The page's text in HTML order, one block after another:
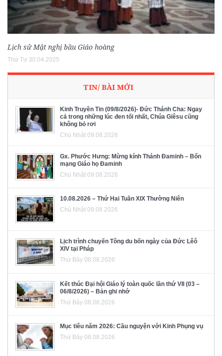
Lịch sử Mật nghị bầu Giáo hoàng
Thứ Tư 30.04.2025
TIN/ BÀI MỚI
Kinh Truyền Tin (09/8/2026)- Đức Thánh Cha: Ngay
cả trong những lúc đen tối nhất, Chúa Giêsu cũng
không bỏ rơi
Chủ Nhật 09.08.2026
Gx. Phước Hưng: Mừng kính Thánh Đaminh – Bổn
mạng Giáo họ Đaminh
Chủ Nhật 09.08.2026
10.08.2026 – Thứ Hai Tuần XIX Thường Niên
Chủ Nhật 09.08.2026
Lịch trình chuyến Tông du bốn ngày của Đức Lêô
XIV tại Pháp
Thứ Bảy 08.08.2026
Kết thúc Đại hội Giáo lý toàn quốc lần thứ VII (03 –
06/8/2026) – Bản ghi nhớ
Thứ Bảy 08.08.2026
Mục tiêu năm 2026: Cầu nguyện với Kinh Phụng vụ
Thứ Bảy 08.08.2026